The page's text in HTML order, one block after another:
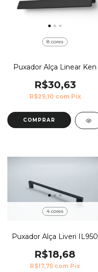
8 cores
Puxador Alça Linear Ken
R$30,63
R$29,10 com Pix
COMPRAR
4 cores
Puxador Alça Liveri IL950
R$18,68
R$17,75 com Pix